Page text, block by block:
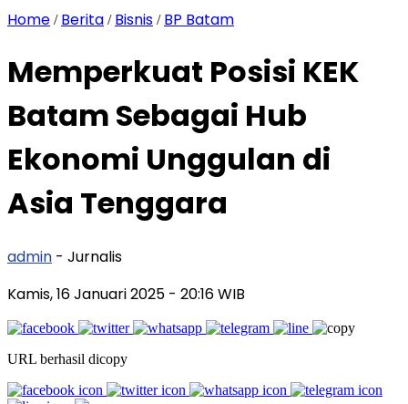
Home / Berita / Bisnis / BP Batam
Memperkuat Posisi KEK
Batam Sebagai Hub
Ekonomi Unggulan di
Asia Tenggara
admin - Jurnalis
Kamis, 16 Januari 2025 - 20:16 WIB
URL berhasil dicopy